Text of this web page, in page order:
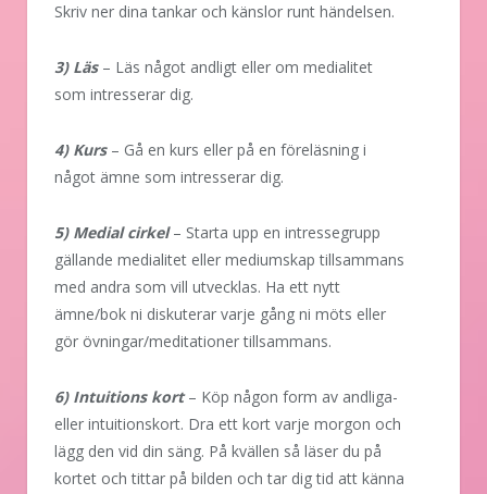
Skriv ner dina tankar och känslor runt händelsen.
3) Läs– Läs något andligt eller om medialitet
som intresserar dig.
4) Kurs– Gå en kurs eller på en föreläsning i
något ämne som intresserar dig.
5) Medial cirkel– Starta upp en intressegrupp
gällande medialitet eller mediumskap tillsammans
med andra som vill utvecklas. Ha ett nytt
ämne/bok ni diskuterar varje gång ni möts eller
gör övningar/meditationer tillsammans.
6) Intuitions kort – Köp någon form av andliga-
eller intuitionskort. Dra ett kort varje morgon och
lägg den vid din säng. På kvällen så läser du på
kortet och tittar på bilden och tar dig tid att känna